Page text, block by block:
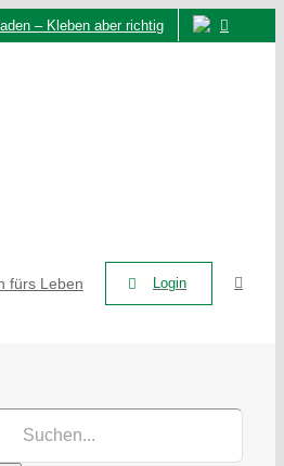
– Kleben aber richtig
fürs Leben Login